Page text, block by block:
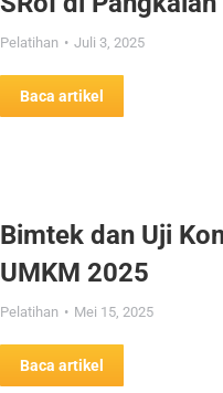
Pelatihan Juli 3, 2025
Baca artikel
Bimtek dan Uji
UMKM 2025
Pelatihan Mei 15, 2025
Baca artikel